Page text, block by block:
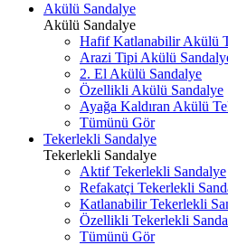
Akülü Sandalye
Akülü Sandalye
Hafif Katlanabilir Akülü
Arazi Tipi Akülü
2. El Akülü Sandalye
Özellikli Akülü Sandalye
Ayağa Kaldıran Akülü
Tümünü Gör
Tekerlekli Sandalye
Tekerlekli Sandalye
Aktif Tekerlekli Sandalye
Refakatçi Tekerlekli
Katlanabilir Tekerlekli
Özellikli Tekerlekli
Tümünü Gör